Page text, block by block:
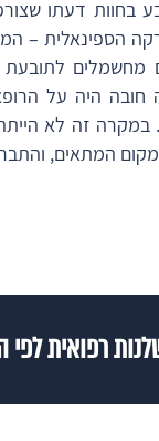
בחוות דעתו
הספינאלית –
לתובעת
היה על
זה לא
המתאים,
רפואית